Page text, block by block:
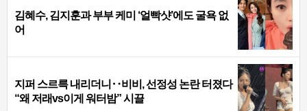
김혜수, 김지훈과 부부 케미 ‘얼빡샷’에도 굴욕 없
어
지퍼 스르륵 내리더니‥비비, 선정성 논란 터졌다
“왜 저래vs이게 워터밤” 시끌